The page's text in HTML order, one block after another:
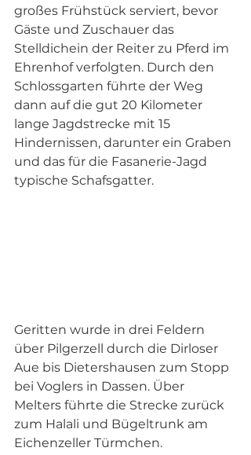
großes Frühstück serviert, bevor
Gäste und Zuschauer das
Stelldichein der Reiter zu Pferd im
Ehrenhof verfolgten. Durch den
Schlossgarten führte der Weg
dann auf die gut 20 Kilometer
lange Jagdstrecke mit 15
Hindernissen, darunter ein Graben
und das für die Fasanerie-Jagd
typische Schafsgatter.
Geritten wurde in drei Feldern
über Pilgerzell durch die Dirloser
Aue bis Dietershausen zum Stopp
bei Voglers in Dassen. Über
Melters führte die Strecke zurück
zum Halali und Bügeltrunk am
Eichenzeller Türmchen.